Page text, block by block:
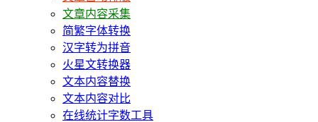
文章内容采集
简繁字体转换
汉字转为拼音
火星文转换器
文本内容替换
文本内容对比
在线统计字数工具